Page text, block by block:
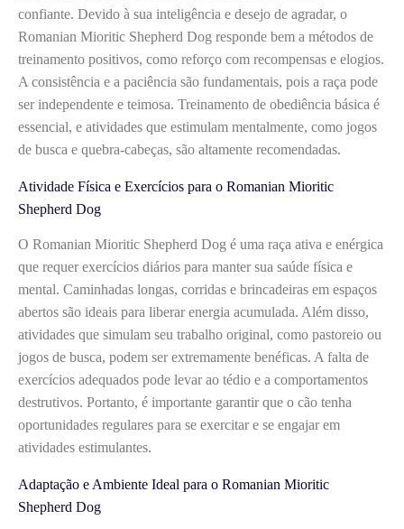
confiante. Devido à sua inteligência e desejo de agradar, o
Romanian Mioritic Shepherd Dog responde bem a métodos de
treinamento positivos, como reforço com recompensas e elogios.
A consistência e a paciência são fundamentais, pois a raça pode
ser independente e teimosa. Treinamento de obediência básica é
essencial, e atividades que estimulam mentalmente, como jogos
de busca e quebra-cabeças, são altamente recomendadas.
Atividade Física e Exercícios para o Romanian Mioritic
Shepherd Dog
O Romanian Mioritic Shepherd Dog é uma raça ativa e enérgica
que requer exercícios diários para manter sua saúde física e
mental. Caminhadas longas, corridas e brincadeiras em espaços
abertos são ideais para liberar energia acumulada. Além disso,
atividades que simulam seu trabalho original, como pastoreio ou
jogos de busca, podem ser extremamente benéficas. A falta de
exercícios adequados pode levar ao tédio e a comportamentos
destrutivos. Portanto, é importante garantir que o cão tenha
oportunidades regulares para se exercitar e se engajar em
atividades estimulantes.
Adaptação e Ambiente Ideal para o Romanian Mioritic
Shepherd Dog